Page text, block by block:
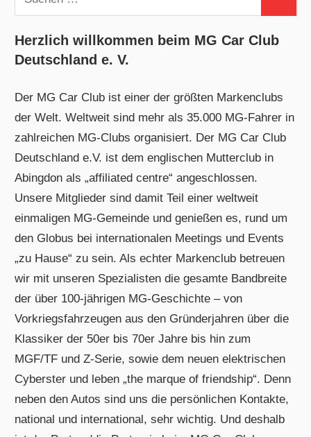
nach:
Herzlich willkommen beim MG Car Club
Deutschland e. V.
Der MG Car Club ist einer der größten Markenclubs
der Welt. Weltweit sind mehr als 35.000 MG-Fahrer in
zahlreichen MG-Clubs organisiert. Der MG Car Club
Deutschland e.V. ist dem englischen Mutterclub in
Abingdon als „affiliated centre“ angeschlossen.
Unsere Mitglieder sind damit Teil einer weltweit
einmaligen MG-Gemeinde und genießen es, rund um
den Globus bei internationalen Meetings und Events
„zu Hause“ zu sein. Als echter Markenclub betreuen
wir mit unseren Spezialisten die gesamte Bandbreite
der über 100-jährigen MG-Geschichte – von
Vorkriegsfahrzeugen aus den Gründerjahren über die
Klassiker der 50er bis 70er Jahre bis hin zum
MGF/TF und Z-Serie, sowie dem neuen elektrischen
Cyberster und leben „the marque of friendship“. Denn
neben den Autos sind uns die persönlichen Kontakte,
national und international, sehr wichtig. Und deshalb